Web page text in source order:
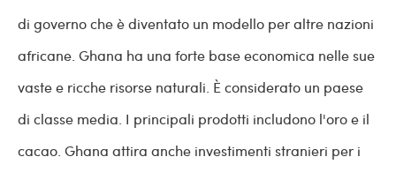
di governo che è diventato un modello per altre nazioni
africane. Ghana ha una forte base economica nelle sue
vaste e ricche risorse naturali. È considerato un paese
di classe media. I principali prodotti includono l'oro e il
cacao. Ghana attira anche investimenti stranieri per i